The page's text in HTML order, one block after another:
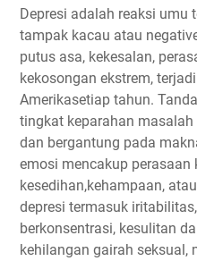
Depresi adalah reaksi umu
tampak kacau atau
putus asa, kekesalan,
kekosongan ekstrem,
Amerikasetiap tahun.
tingkat keparahan
dan bergantung pada
emosi mencakup perasaan
kesedihan,kehampaan,
depresi termasuk
berkonsentrasi, kesulitan
kehilangan gairah seksual,